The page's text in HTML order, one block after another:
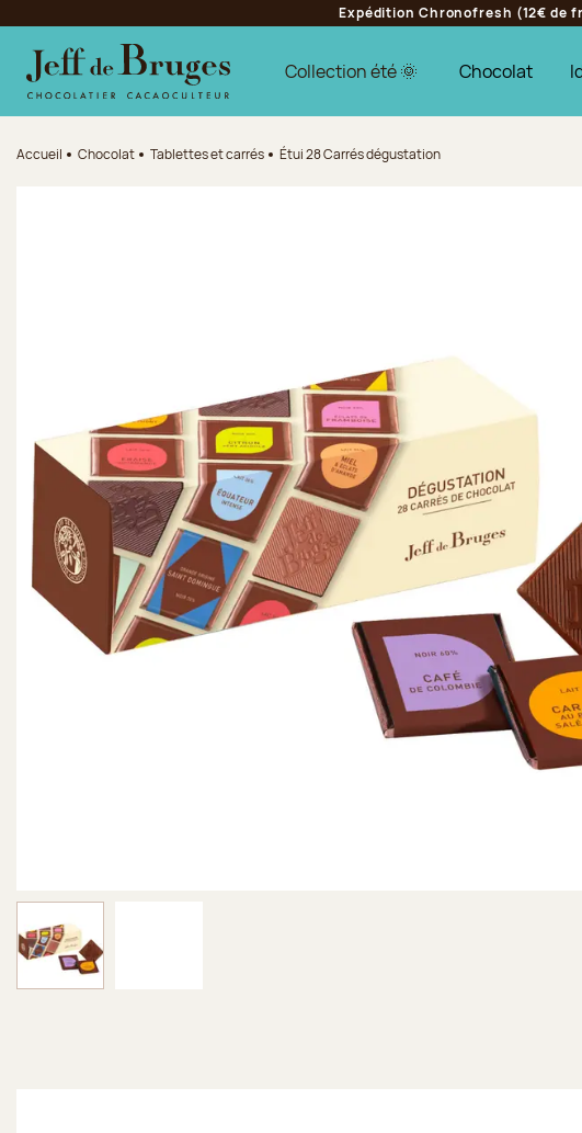
Aller au contenu principal
Aller au pied de page
Expédition Chronofresh (12€ de
Collection été 🌞 Chocolat
Accueil Chocolat Tablettes et carrés Étui 28 Carrés dégustation
Image 1 sur 2